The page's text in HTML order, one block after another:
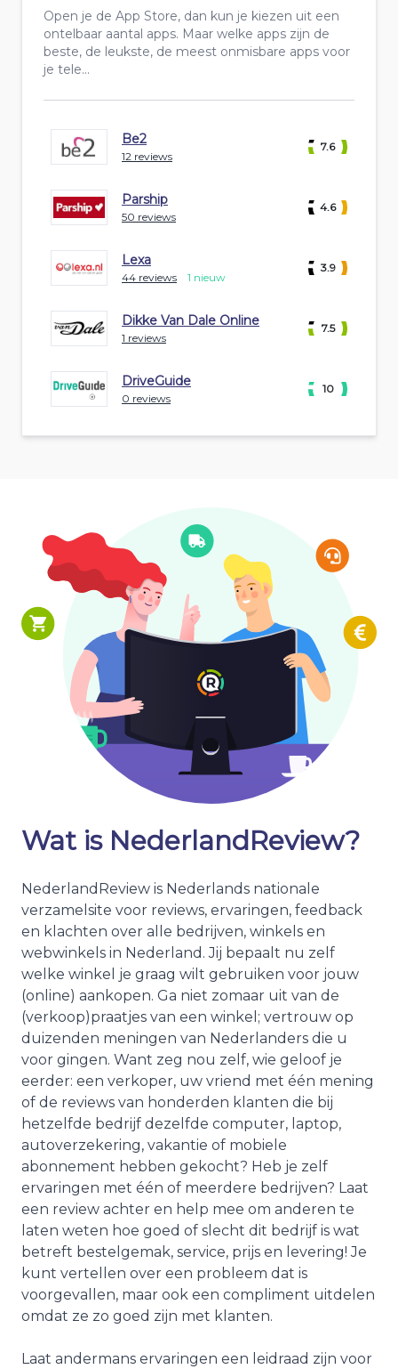
Open je de App Store, dan kun je kiezen uit een
ontelbaar aantal apps. Maar welke apps zijn de
beste, de leukste, de meest onmisbare apps voor
je tele...
Be2
12 reviews
7.6
Parship
50 reviews
4.6
Lexa
44 reviews 1 nieuw
3.9
Dikke Van Dale Online
1 reviews
7.5
DriveGuide
0 reviews
10
Wat is NederlandReview?
NederlandReview is Nederlands nationale
verzamelsite voor reviews, ervaringen, feedback
en klachten over alle bedrijven, winkels en
webwinkels in Nederland. Jij bepaalt nu zelf
welke winkel je graag wilt gebruiken voor jouw
(online) aankopen. Ga niet zomaar uit van de
(verkoop)praatjes van een winkel; vertrouw op
duizenden meningen van Nederlanders die u
voor gingen. Want zeg nou zelf, wie geloof je
eerder: een verkoper, uw vriend met één mening
of de reviews van honderden klanten die bij
hetzelfde bedrijf dezelfde computer, laptop,
autoverzekering, vakantie of mobiele
abonnement hebben gekocht? Heb je zelf
ervaringen met één of meerdere bedrijven? Laat
een review achter en help mee om anderen te
laten weten hoe goed of slecht dit bedrijf is wat
betreft bestelgemak, service, prijs en levering! Je
kunt vertellen over een probleem dat is
voorgevallen, maar ook een compliment uitdelen
omdat ze zo goed zijn met klanten.
Laat andermans ervaringen een leidraad zijn voor